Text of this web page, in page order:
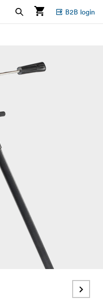
B2B login